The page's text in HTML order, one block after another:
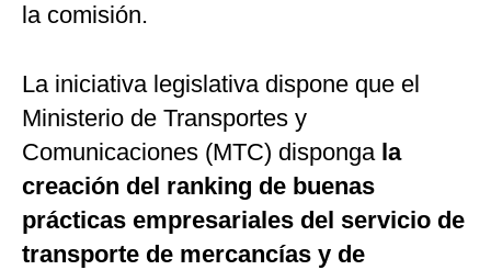
la comisión.
La iniciativa legislativa dispone que el
Ministerio de Transportes y
Comunicaciones (MTC) disponga la
creación del ranking de buenas
prácticas empresariales del servicio de
transporte de mercancías y de